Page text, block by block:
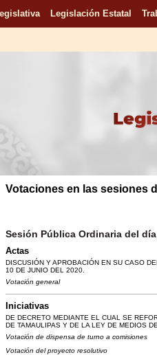
Legislación Estatal
Votaciones en las sesiones
Sesión Pública Ordinaria del
Actas
DISCUSIÓN Y APROBACIÓN EN SU CASO
10 DE JUNIO DEL 2020.
Votación general
Iniciativas
DE DECRETO MEDIANTE EL CUAL SE
DE TAMAULIPAS Y DE LA LEY DE MEDIOS
Votación de dispensa de turno a comisiones
Votación del proyecto resolutivo